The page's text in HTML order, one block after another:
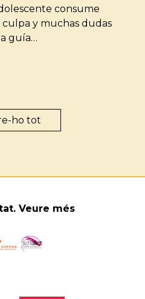
consume
culpa y muchas dudas
guía…
ho tot